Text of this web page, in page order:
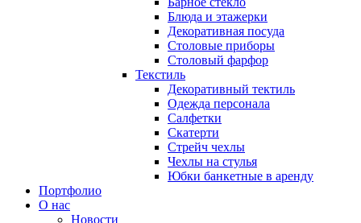
Блюда и этажерки
Декоративная посуда
Столовые приборы
Столовый фарфор
Текстиль
Декоративный тектиль
Одежда персонала
Салфетки
Скатерти
Стрейч чехлы
Чехлы на стулья
Юбки банкетные в аренду
Портфолио
О нас
Новости